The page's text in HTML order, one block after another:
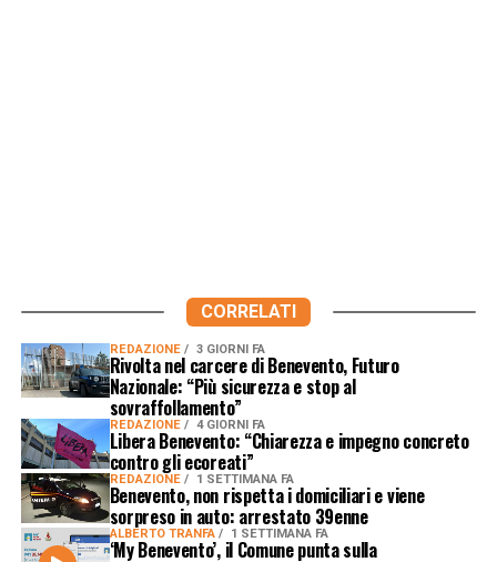
CORRELATI
REDAZIONE 3 GIORNI FA
Rivolta nel carcere di Benevento, Futuro
Nazionale: “Più sicurezza e stop al
sovraffollamento”
REDAZIONE 4 GIORNI FA
Libera Benevento: “Chiarezza e impegno concreto
contro gli ecoreati”
REDAZIONE 1 SETTIMANA FA
Benevento, non rispetta i domiciliari e viene
sorpreso in auto: arrestato 39enne
ALBERTO TRANFA 1 SETTIMANA FA
‘My Benevento’, il Comune punta sulla